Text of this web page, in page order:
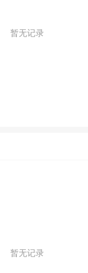
暂无记录
暂无记录